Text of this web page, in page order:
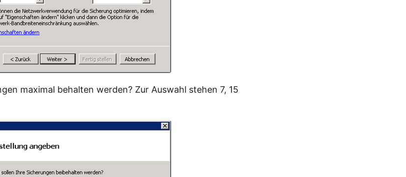
maximal behalten werden? Zur Auswahl stehen 7, 15